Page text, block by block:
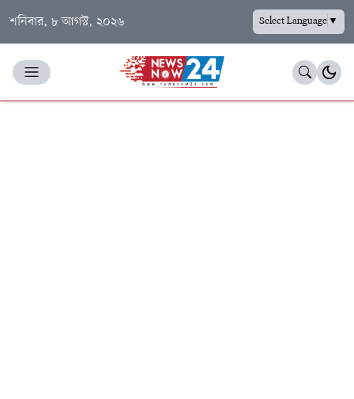
শনিবার, ৮ আগস্ট, ২০২৬ Select Language▼